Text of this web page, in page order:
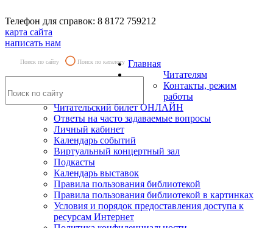
Телефон для справок: 8 8172 759212
карта сайта
написать нам
Поиск по сайту Поиск по каталогу Главная
Читателям
Контакты, режим
работы
Читательский билет ОНЛАЙН
Ответы на часто задаваемые вопросы
Личный кабинет
Календарь событий
Виртуальный концертный зал
Подкасты
Календарь выставок
Правила пользования библиотекой
Правила пользования библиотекой в картинках
Условия и порядок предоставления доступа к
ресурсам Интернет